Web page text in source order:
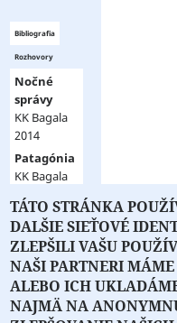
Bibliografia
Rozhovory
Nočné
správy
KK Bagala
2014
Patagónia
KK Bagala
2012
Zjavenie
L.C.A. 2005
Psie dni
L.C.A. 2001
Krst
ohňom
▼ zobraziť
viac ▼
O PORTÁLI O
TÁTO STRÁNKA
DALŠIE SIEŤOVÉ
ZLEPŠILI VAŠU
NAŠI PARTNERI
ALEBO ICH
NAJMÄ NA